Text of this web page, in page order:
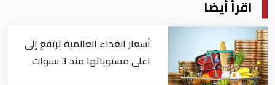
اقرأ أيضا
أسعار الغذاء العالمية ترتفع إلى
اعلى مستوياتها منذ 3 سنوات